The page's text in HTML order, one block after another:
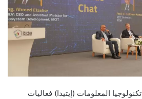
المعلومات (إيتيدا) فعاليات